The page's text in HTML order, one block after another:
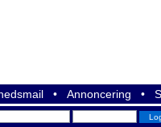
• Annoncering •